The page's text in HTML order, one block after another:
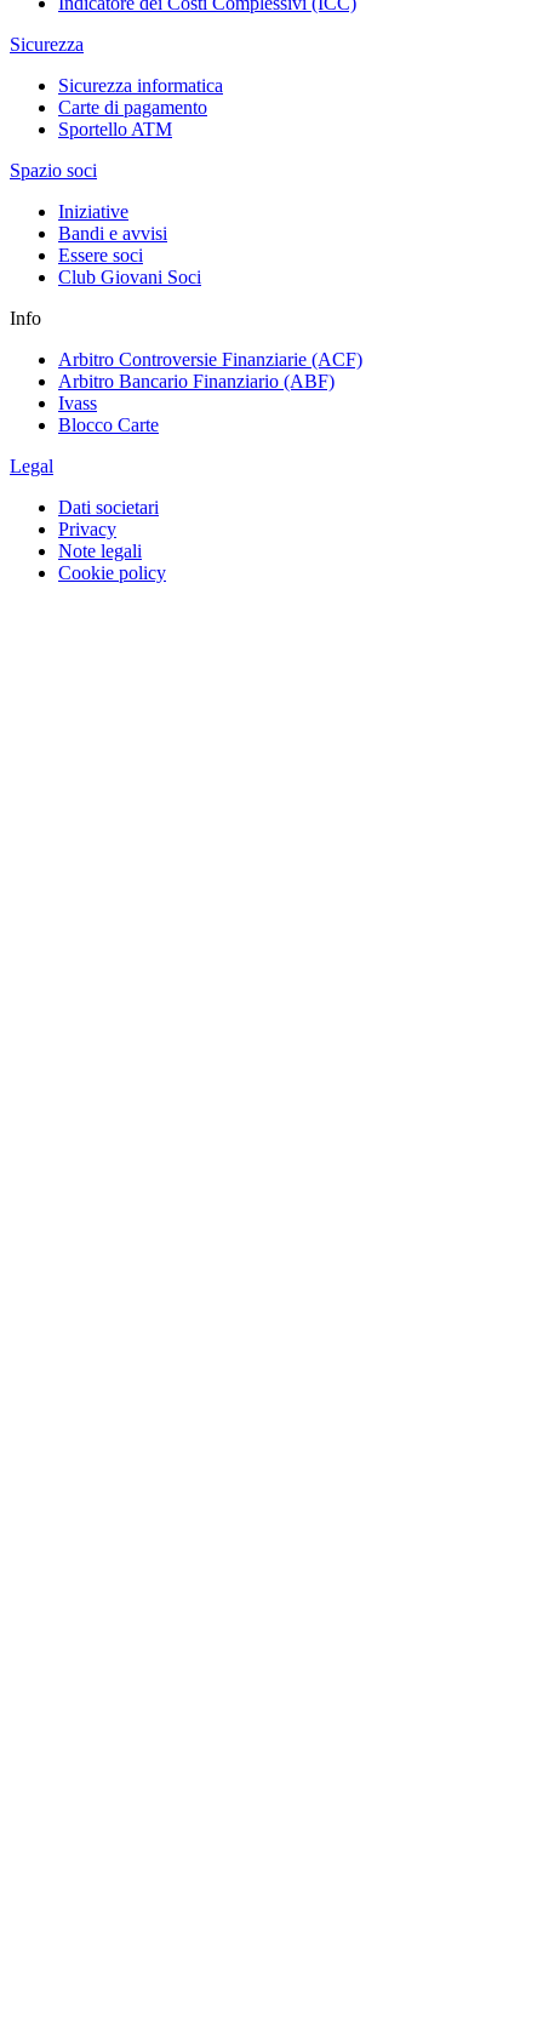
Sicurezza
Sicurezza informatica
Carte di pagamento
Sportello ATM
Spazio soci
Iniziative
Bandi e avvisi
Essere soci
Club Giovani Soci
Info
Arbitro Controversie Finanziarie (ACF)
Arbitro Bancario Finanziario (ABF)
Ivass
Blocco Carte
Legal
Dati societari
Privacy
Note legali
Cookie policy